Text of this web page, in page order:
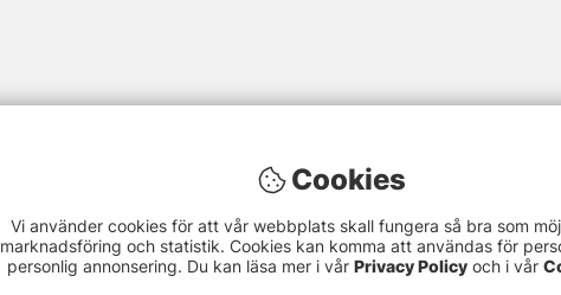
Cookies
Vi använder cookies för att vår webbplats skall fungera så bra som
marknadsföring och statistik. Cookies kan komma att användas för
personlig annonsering. Du kan läsa mer i vår Privacy Policy och i vår